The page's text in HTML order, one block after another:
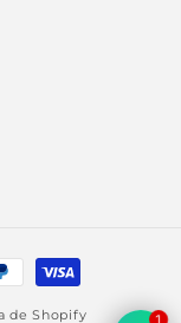
de Shopify 1